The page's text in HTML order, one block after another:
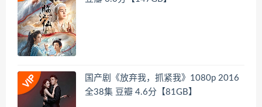
国产剧《放弃我，抓紧我》1080p 2016
全38集 豆瓣 4.6分【81GB】